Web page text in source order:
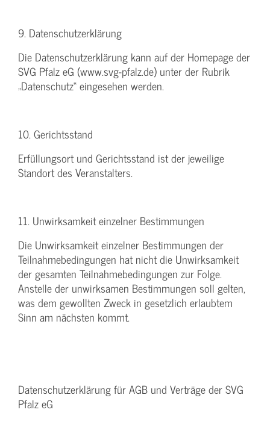
9. Datenschutzerklärung
Die Datenschutzerklärung kann auf der Homepage der
SVG Pfalz eG (www.svg-pfalz.de) unter der Rubrik
„Datenschutz“ eingesehen werden.
10. Gerichtsstand
Erfüllungsort und Gerichtsstand ist der jeweilige
Standort des Veranstalters.
11. Unwirksamkeit einzelner Bestimmungen
Die Unwirksamkeit einzelner Bestimmungen der
Teilnahmebedingungen hat nicht die Unwirksamkeit
der gesamten Teilnahmebedingungen zur Folge.
Anstelle der unwirksamen Bestimmungen soll gelten,
was dem gewollten Zweck in gesetzlich erlaubtem
Sinn am nächsten kommt.
Datenschutzerklärung für AGB und Verträge der SVG
Pfalz eG